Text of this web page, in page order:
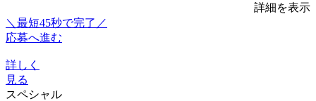
詳細を表示
＼最短45秒で完了／
応募へ進む
詳しく
見る
スペシャル